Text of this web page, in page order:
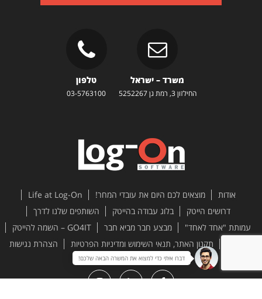
משרד – ישראל
החילזון 3, רמת גן 5252267
טלפון
03-5763100
אודות מוצאים לכם היום את עובדי המחר!
Life at Log-On
דרושים הייטק
בלוג עבודה בהייטק
השותפים שלנו לדרך
עמותת "אחד לאחד"
מבצע חבר מביא חבר
GO4IT – השמה להייטק
תקנון האתר, תנאי השימוש ומדיניות הפרטיות הצהרת נגישות
דברו איתי כדי למצוא את המשרה הבאה שלכם!